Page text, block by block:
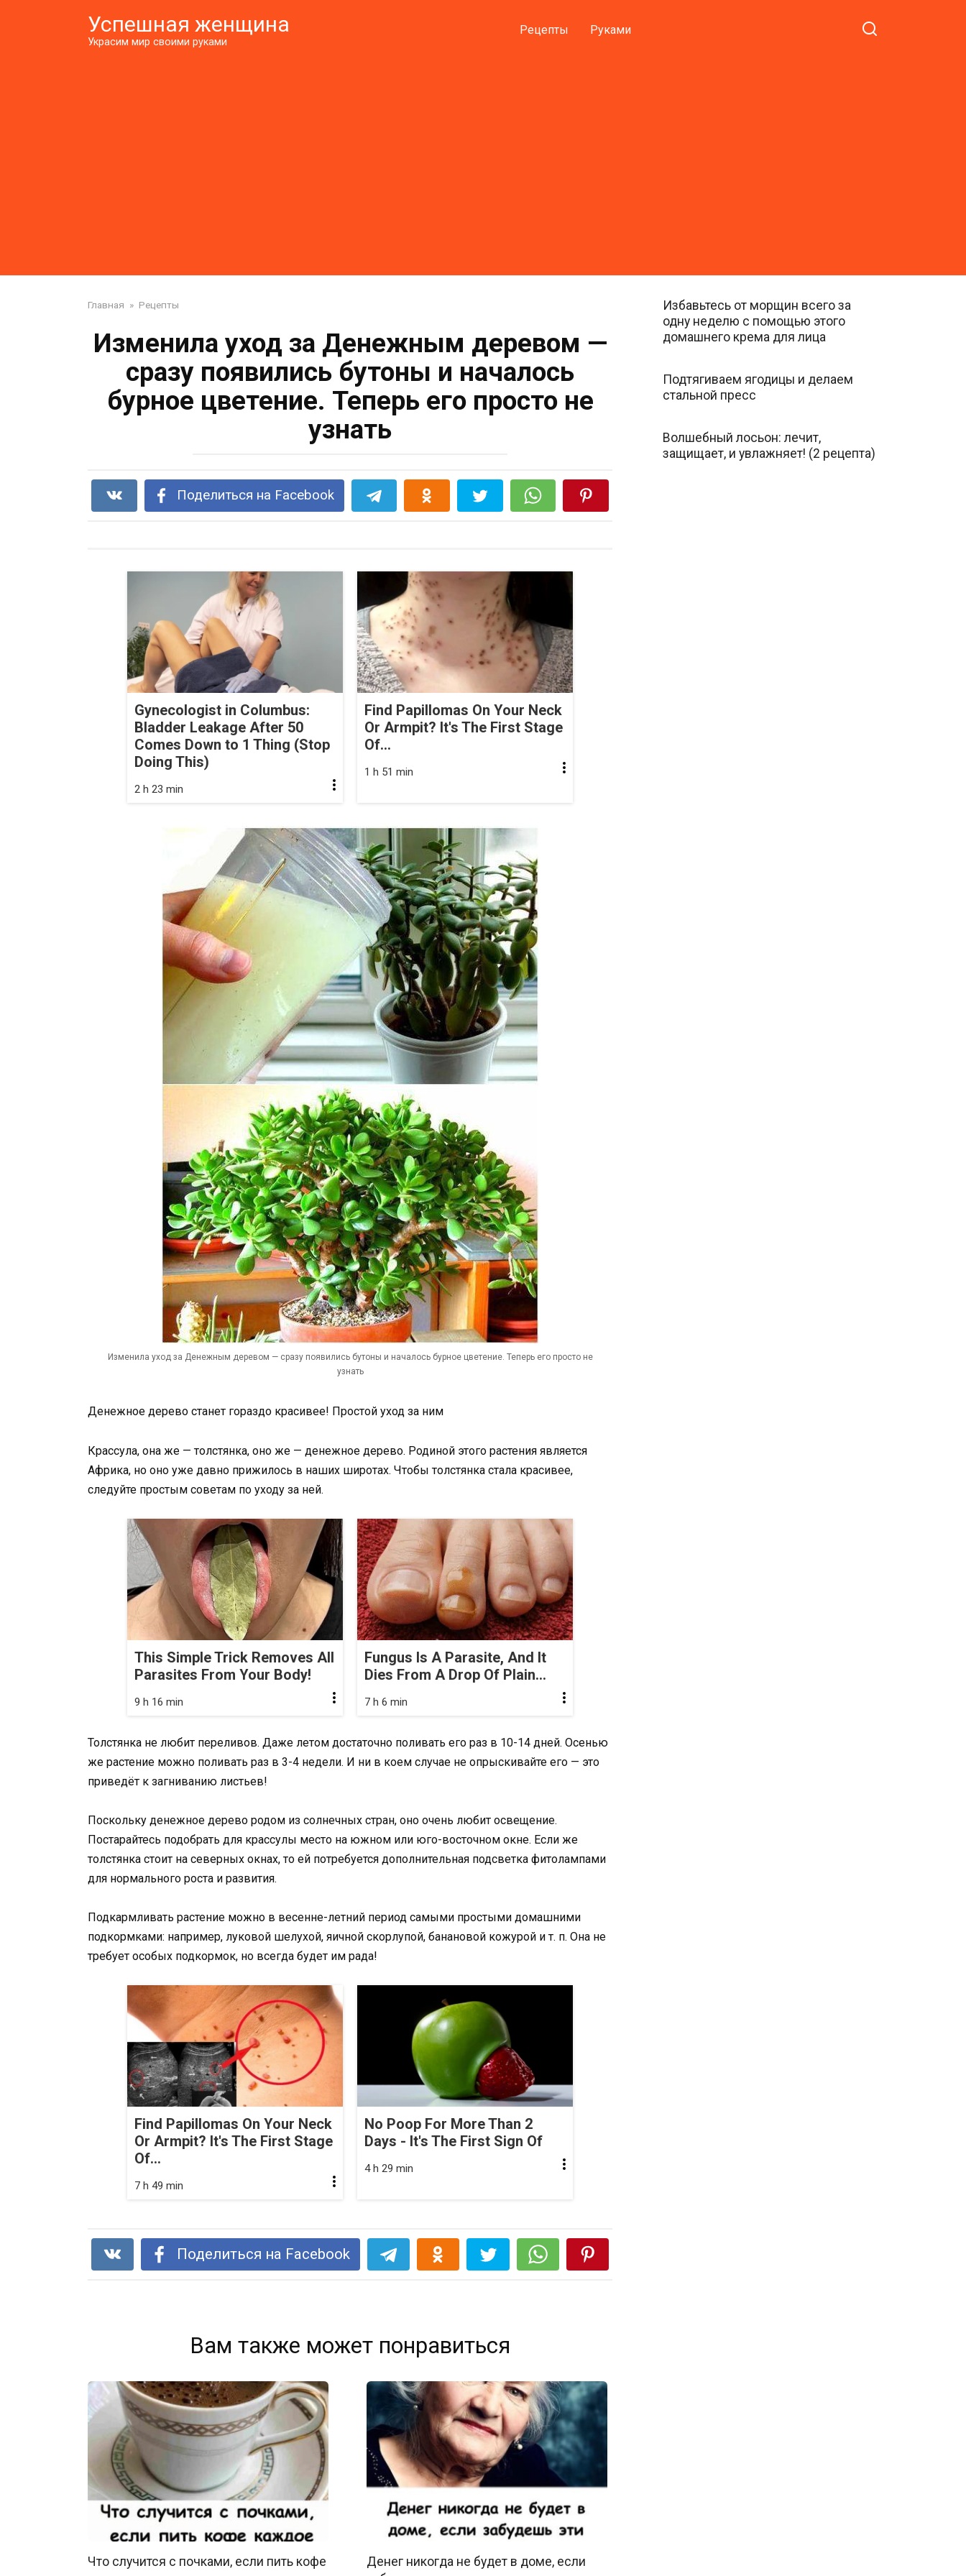
Успешная женщина
Украсим мир своими руками
Рецепты Руками
Главная » Рецепты
Изменила уход за Денежным деревом —
сразу появились бутоны и началось
бурное цветение. Теперь его просто не
узнать
Поделиться на Facebook
Gynecologist in Columbus:
Bladder Leakage After 50
Comes Down to 1 Thing (Stop
Doing This)
2 h 23 min
Find Papillomas On Your Neck
Or Armpit? It's The First Stage
Of...
1 h 51 min
Изменила уход за Денежным деревом — сразу появились бутоны и началось бурное цветение. Теперь его просто не
узнать
Денежное дерево станет гораздо красивее! Простой уход за ним
Крассула, она же — толстянка, оно же — денежное дерево. Родиной этого растения является
Африка, но оно уже давно прижилось в наших широтах. Чтобы толстянка стала красивее,
следуйте простым советам по уходу за ней.
This Simple Trick Removes All
Parasites From Your Body!
9 h 16 min
Fungus Is A Parasite, And It
Dies From A Drop Of Plain...
7 h 6 min
Толстянка не любит переливов. Даже летом достаточно поливать его раз в 10-14 дней. Осенью
же растение можно поливать раз в 3-4 недели. И ни в коем случае не опрыскивайте его — это
приведёт к загниванию листьев!
Поскольку денежное дерево родом из солнечных стран, оно очень любит освещение.
Постарайтесь подобрать для крассулы место на южном или юго-восточном окне. Если же
толстянка стоит на северных окнах, то ей потребуется дополнительная подсветка фитолампами
для нормального роста и развития.
Подкармливать растение можно в весенне-летний период самыми простыми домашними
подкормками: например, луковой шелухой, яичной скорлупой, банановой кожурой и т. п. Она не
требует особых подкормок, но всегда будет им рада!
Find Papillomas On Your Neck
Or Armpit? It's The First Stage
Of...
7 h 49 min
No Poop For More Than 2
Days - It's The First Sign Of
4 h 29 min
Поделиться на Facebook
Вам также может понравиться
Что случится с почками, если пить кофе
Денег никогда не будет в доме, если
Избавьтесь от морщин всего за
одну неделю с помощью этого
домашнего крема для лица
Подтягиваем ягодицы и делаем
стальной пресс
Волшебный лосьон: лечит,
защищает, и увлажняет! (2 рецепта)